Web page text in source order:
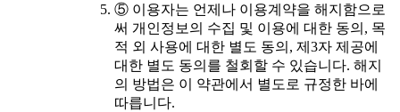
⑤ 이용자는 언제나 이용계약을 해지함으로
써 개인정보의 수집 및 이용에 대한 동의, 목
적 외 사용에 대한 별도 동의, 제3자 제공에
대한 별도 동의를 철회할 수 있습니다. 해지
의 방법은 이 약관에서 별도로 규정한 바에
따릅니다.